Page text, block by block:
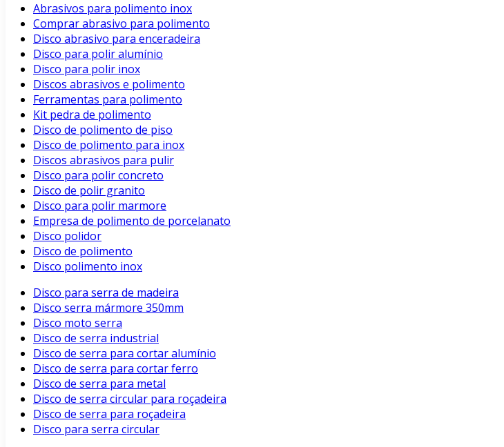
Abrasivos para polimento inox
Comprar abrasivo para polimento
Disco abrasivo para enceradeira
Disco para polir alumínio
Disco para polir inox
Discos abrasivos e polimento
Ferramentas para polimento
Kit pedra de polimento
Disco de polimento de piso
Disco de polimento para inox
Discos abrasivos para pulir
Disco para polir concreto
Disco de polir granito
Disco para polir marmore
Empresa de polimento de porcelanato
Disco polidor
Disco de polimento
Disco polimento inox
Disco para serra de madeira
Disco serra mármore 350mm
Disco moto serra
Disco de serra industrial
Disco de serra para cortar alumínio
Disco de serra para cortar ferro
Disco de serra para metal
Disco de serra circular para roçadeira
Disco de serra para roçadeira
Disco para serra circular